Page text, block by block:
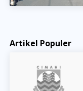
Artikel Populer